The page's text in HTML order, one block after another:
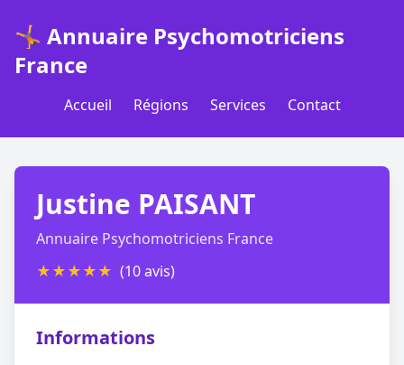
🤸 Annuaire Psychomotriciens
France
Accueil Régions Services Contact
Justine PAISANT
Annuaire Psychomotriciens France
★★★★★ (10 avis)
Informations